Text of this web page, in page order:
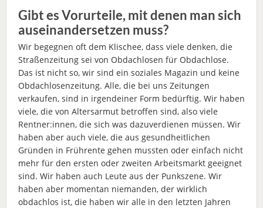
Gibt es Vorurteile, mit denen man sich
auseinandersetzen muss?
Wir begegnen oft dem Klischee, dass viele denken, die
Straßenzeitung sei von Obdachlosen für Obdachlose.
Das ist nicht so, wir sind ein soziales Magazin und keine
Obdachlosenzeitung. Alle, die bei uns Zeitungen
verkaufen, sind in irgendeiner Form bedürftig. Wir haben
viele, die von Altersarmut betroffen sind, also viele
Rentner:innen, die sich was dazuverdienen müssen. Wir
haben aber auch viele, die aus gesundheitlichen
Gründen in Frührente gehen mussten oder einfach nicht
mehr für den ersten oder zweiten Arbeitsmarkt geeignet
sind. Wir haben auch Leute aus der Punkszene. Wir
haben aber momentan niemanden, der wirklich
obdachlos ist, die haben wir alle in den letzten Jahren